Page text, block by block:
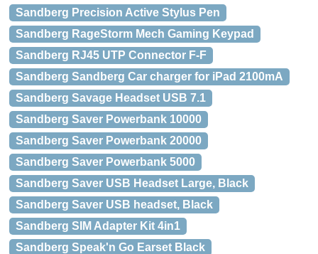
Sandberg Precision Active Stylus Pen
Sandberg RageStorm Mech Gaming Keypad
Sandberg RJ45 UTP Connector F-F
Sandberg Sandberg Car charger for iPad 2100mA
Sandberg Savage Headset USB 7.1
Sandberg Saver Powerbank 10000
Sandberg Saver Powerbank 20000
Sandberg Saver Powerbank 5000
Sandberg Saver USB Headset Large, Black
Sandberg Saver USB headset, Black
Sandberg SIM Adapter Kit 4in1
Sandberg Speak'n Go Earset Black